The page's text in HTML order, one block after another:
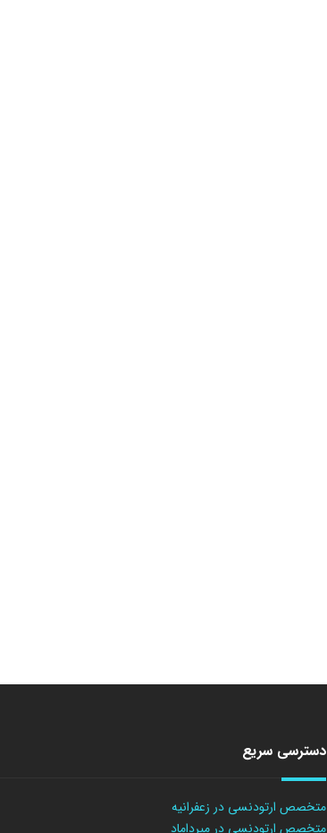
دسترسی سریع
متخصص ارتودنسی در زعفرانیه
متخصص ارتودنسی در میرداماد